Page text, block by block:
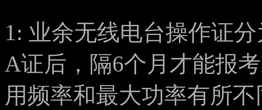
1: 业余无线电台操作证
A证后，隔6个月才能报
用频率和最大功率有所